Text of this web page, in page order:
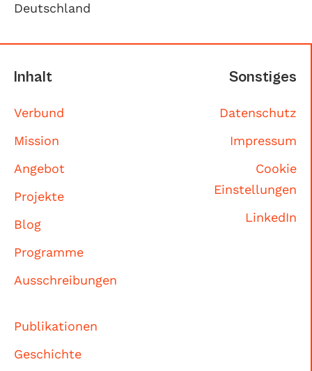
Deutschland
Inhalt
Verbund
Mission
Angebot
Projekte
Blog
Programme
Ausschreibungen
Publikationen
Geschichte
Sonstiges
Datenschutz
Impressum
Cookie
Einstellungen
LinkedIn